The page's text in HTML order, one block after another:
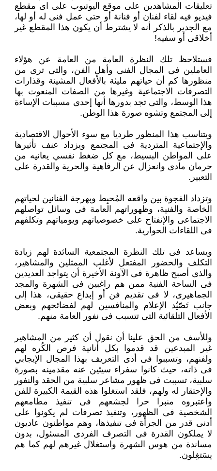
تعليقات المشاهدين على موقع اليوتيوب على اى مقطع
فيديو فيه لقاء لفنان أو فنانة أو حتى عمل فنى له أو لها،
مع الجدير بالذكر أنه لا يشترط أن يكون هذا المقطع غير
أخلاقى أو سفيه!
فستلاحظ تلك النظرة العامة من العامة عن هؤلاء
العاملين فى المجال الفنى وأهل الفن، والتى ترى من
منظورها كم أن حياتهم مليئة بالأفعال المشينة وقذارات
التصرفات الاجتماعية وغيرها من الصفات المنعوت بها
هذا الوسط، والتى تجد بدورها أنها إحدى مسببات الإساءة
إلى المجتمع وتشوه صورة هذا الوطن.
ويتناسب هذا المنظور طرديا مع سوء الأحوال الاقتصادية
والإجتماعية المتردية فى المجتمع ويزداد عنف تأثيرها
على المواطن البسيط، مع كل ضغط نفسي يعانيه من
حرمان مادى وانعزال عن الرفاهية والحرية والقدرة على
التعبير.
وتزداد الفجوة بين واقعه المُحبِط وبهرجة الفنانين لحياتهم
الخاصة والفنية، وظهوراتهم العامة فى وسائل تواصلهم
الاجتماعى والإنفتاح على خصوصياتهم ويومياتهم وتكلفهم
فى اللقاءات الحوارية.
ويساعد فى تلك النظرة المجتمعية السائدة لهم زيادة
التكلف والحضور المفتعل لأغلب الممثلين والمشاهير،
والذى أصبح ظاهرة فى الآونة الأخيرة أن يتواجد العديدين
فى الساحة الفنية ممن هم راغبين فى الشهرة والمجد
الجماهيرى، لا فى تقديم فن أو إبداع حقيقى، هذا إلى
جانب تَصّيُد الإعلام والمنافسين لهم لفضائحهم وبعض
الأفعال التلقائية التى تتسبب فى نفور العامة منهم.
وللأسف من الحق علينا أن نقول أن كثير من المشاهير
غير المبدعين قد قدموا بكل أنانية فرص الكُره لهم
ولفنهم، وتسببوا فى أذى التعريف بهذا المجال الإيجابي
فى ذاته، حيث كانوا سفراء سيئين عنه مقدمينه بصورة
سلبية، تسببت فى ظهور مشاعر سلبية من الحقد والنفور
والإحتقار له ولهم، فلقد استغلوا هذه القيمة الكبيرة للفن
واعتبروه منبرا حرا لجشعهم فى تنفيذ مطامعهم
الشخصية فى الظهور، وتنفيذ تصرفات لم يكونوا على
أدنى قدر من الجرأة فى تنفيذها، وهم مواطنون عاديون
لا يملكون القدرة فى التصرف الفردى المسئول، بدون
مساندة من هوس الشهرة واستغلال غيرهم لهم كما هم
يسَتغِلون.